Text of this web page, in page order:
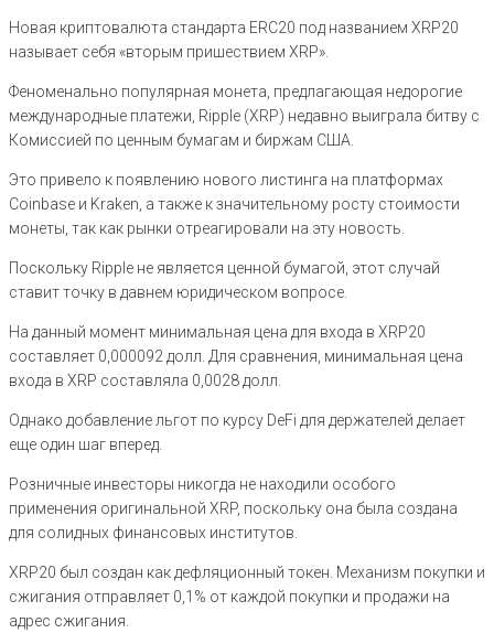
Новая криптовалюта стандарта ERC20 под названием XRP20
называет себя «вторым пришествием XRP».
Феноменально популярная монета, предлагающая недорогие
международные платежи, Ripple (XRP) недавно выиграла битву с
Комиссией по ценным бумагам и биржам США.
Это привело к появлению нового листинга на платформах
Coinbase и Kraken, а также к значительному росту стоимости
монеты, так как рынки отреагировали на эту новость.
Поскольку Ripple не является ценной бумагой, этот случай
ставит точку в давнем юридическом вопросе.
На данный момент минимальная цена для входа в XRP20
составляет 0,000092 долл. Для сравнения, минимальная цена
входа в XRP составляла 0,0028 долл.
Однако добавление льгот по курсу DeFi для держателей делает
еще один шаг вперед.
Розничные инвесторы никогда не находили особого
применения оригинальной XRP, поскольку она была создана
для солидных финансовых институтов.
XRP20 был создан как дефляционный токен. Механизм покупки и
сжигания отправляет 0,1% от каждой покупки и продажи на
адрес сжигания.